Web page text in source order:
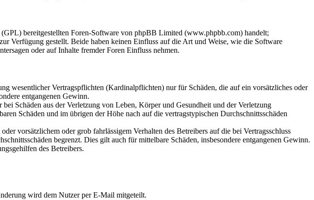
(GPL) bereitgestellten Foren-Software von phpBB Limited (www.phpbb.com) handelt;
Verfügung gestellt. Beide haben keinen Einfluss auf die Art und Weise, wie die Software
oder auf Inhalte fremder Foren Einfluss nehmen.
wesentlicher Vertragspflichten (Kardinalpflichten) nur für Schäden, die auf ein vorsätzliches oder
entgangenen Gewinn.
Schäden aus der Verletzung von Leben, Körper und Gesundheit und der Verletzung
Schäden und im übrigen der Höhe nach auf die vertragstypischen Durchschnittsschäden
vorsätzlichem oder grob fahrlässigem Verhalten des Betreibers auf die bei Vertragsschluss
begrenzt. Dies gilt auch für mittelbare Schäden, insbesondere entgangenen Gewinn.
des Betreibers.
wird dem Nutzer per E-Mail mitgeteilt.